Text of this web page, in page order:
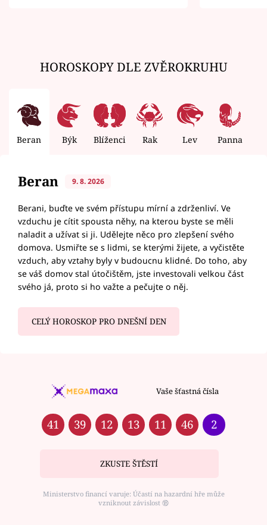
HOROSKOPY DLE ZVĚROKRUHU
Beran Býk Blíženci Rak Lev Panna
Beran 9. 8. 2026
Berani, buďte ve svém přístupu mírní a zdrženliví. Ve
vzduchu je cítit spousta něhy, na kterou byste se měli
naladit a užívat si ji. Udělejte něco pro zlepšení svého
domova. Usmiřte se s lidmi, se kterými žijete, a vyčistěte
vzduch, aby vztahy byly v budoucnu klidné. Do toho, aby
se váš domov stal útočištěm, jste investovali velkou část
svého já, proto si ho važte a pečujte o něj.
CELÝ HOROSKOP PRO DNEŠNÍ DEN
Vaše šťastná čísla
41 39 12 13 11 46 2
ZKUSTE ŠTĚSTÍ
Ministerstvo financí varuje: Účastí na hazardní hře může
vzniknout závislost ⑱